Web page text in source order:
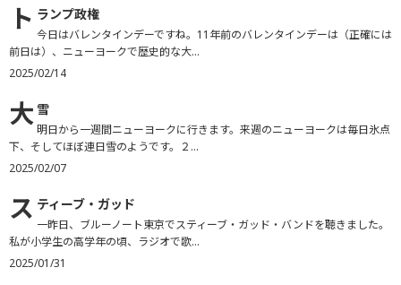
ト ランプ政権
今日はバレンタインデーですね。11年前のバレンタインデーは（正確には
前日は）、ニューヨークで歴史的な大...
2025/02/14
大 雪
明日から一週間ニューヨークに行きます。来週のニューヨークは毎日氷点
下、そしてほぼ連日雪のようです。２...
2025/02/07
ス ティーブ・ガッド
一昨日、ブルーノート東京でスティーブ・ガッド・バンドを聴きました。
私が小学生の高学年の頃、ラジオで歌...
2025/01/31